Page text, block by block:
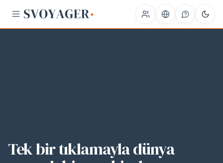
Tek bir tıklamayla dünya